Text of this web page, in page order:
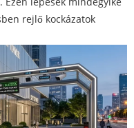
rejlő kockázatok